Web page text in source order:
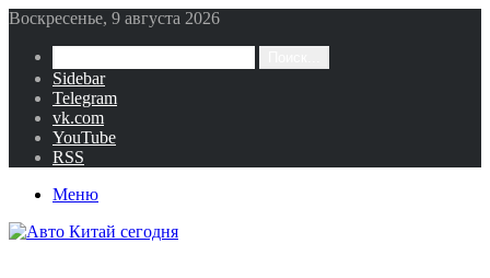
Воскресенье, 9 августа 2026
Sidebar
Telegram
vk.com
YouTube
RSS
Меню